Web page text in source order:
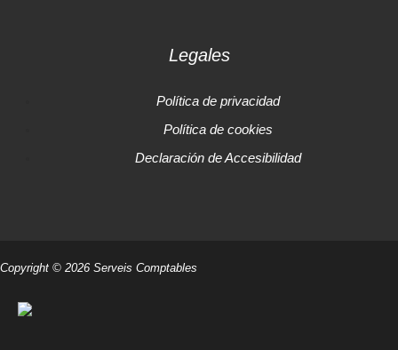
Legales
Política de privacidad
Política de cookies
Declaración de Accesibilidad
Copyright © 2026 Serveis Comptables